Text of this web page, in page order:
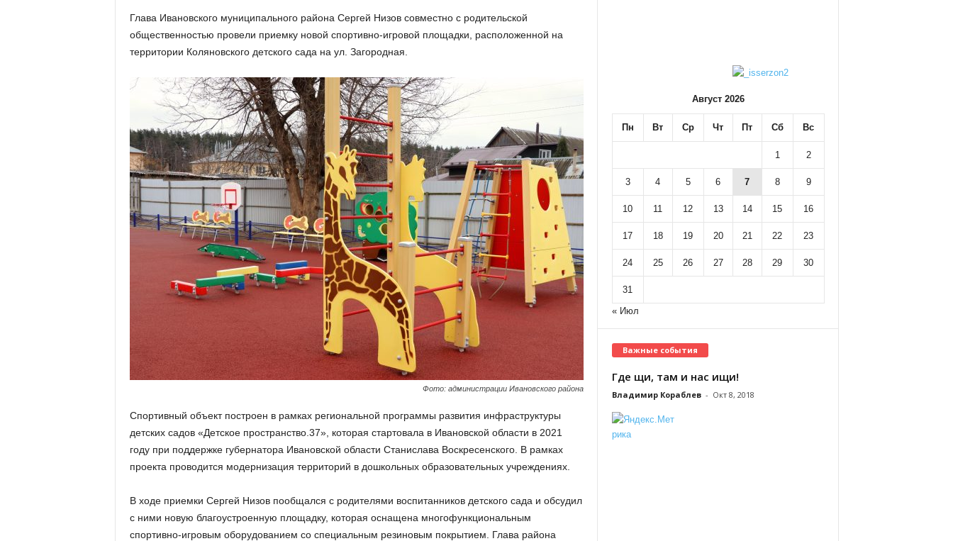
Глава Ивановского муниципального района Сергей Низов совместно с родительской
общественностью провели приемку новой спортивно-игровой площадки, расположенной на
территории Коляновского детского сада на ул. Загородная.
Фото: администрации Ивановского района
Спортивный объект построен в рамках региональной программы развития инфраструктуры
детских садов «Детское пространство.37», которая стартовала в Ивановской области в 2021
году при поддержке губернатора Ивановской области Станислава Воскресенского. В рамках
проекта проводится модернизация территорий в дошкольных образовательных учреждениях.
В ходе приемки Сергей Низов пообщался с родителями воспитанников детского сада и обсудил
с ними новую благоустроенную площадку, которая оснащена многофункциональным
спортивно-игровым оборудованием со специальным резиновым покрытием. Глава района
Август 2026
Пн Вт Ср Чт Пт Сб Вс
1 2
3 4 5 6 7 8 9
10 11 12 13 14 15 16
17 18 19 20 21 22 23
24 25 26 27 28 29 30
31
« Июл
Важные события
Где щи, там и нас ищи!
Владимир Кораблев - Окт 8, 2018